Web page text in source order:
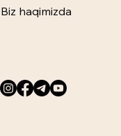
Biz haqimizda